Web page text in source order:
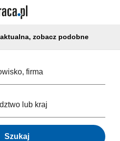
zobacz podobne
Szukaj